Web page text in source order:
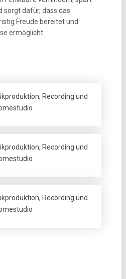
sorgt dafür, dass das
Freude bereitet und
ermöglicht.
Recording und
Recording und
Recording und